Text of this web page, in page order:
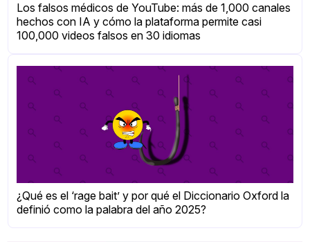
Los falsos médicos de YouTube: más de 1,000 canales
hechos con IA y cómo la plataforma permite casi
100,000 videos falsos en 30 idiomas
¿Qué es el ‘rage bait’ y por qué el Diccionario Oxford la
definió como la palabra del año 2025?